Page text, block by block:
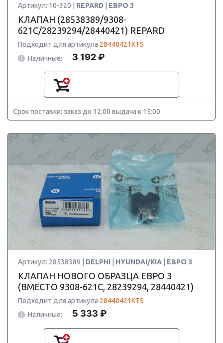
Артикул: 10-320 | REPARD ЕВРО 3
КЛАПАН (28538389/9308-
621C/28239294/28440421) REPARD
Подходит для артикула 28440421KTS
Наличные:
3 192 ₽
Срок поставки: заказ до 12:00 выдача к 15:00
Артикул: 28538389 | DELPHI HYUNDAI/KIA ЕВРО 3
КЛАПАН НОВОГО ОБРАЗЦА ЕВРО 3
(ВМЕСТО 9308-621C, 28239294, 28440421)
Подходит для артикула 28440421KTS
Наличные:
5 333 ₽